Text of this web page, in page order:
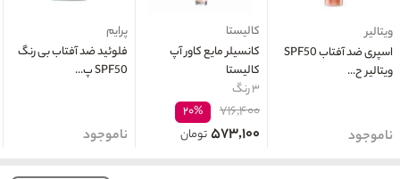
ویتالیر
اسپری ضد آفتاب SPF50
ویتالیر ح...
ناموجود
کالیستا
کانسیلر مایع کاور آپ
کالیستا
۳ رنگ
۷۱۶,۴۰۰ ۲۰%
۵۷۳,۱۰۰تومان
پرایم
فلوئید ضد آفتاب بی رنگ
SPF50 پ...
ناموجود